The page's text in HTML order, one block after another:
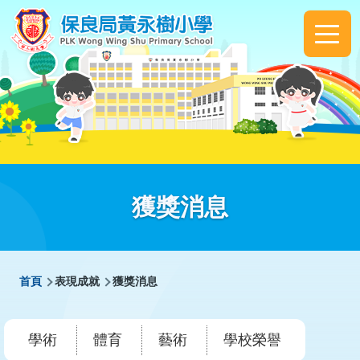
移至主內容
Main
獲獎消息
導首頁 表現成就 獲獎消息
學術 體育 藝術 學校榮譽